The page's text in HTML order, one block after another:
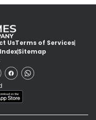
UsTerms of Services
IndexSitemap